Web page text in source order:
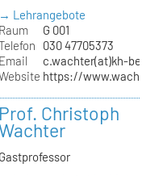
→ Lehrangebote
Raum
G 001
030 47705373
Email
c.wachter(at)kh-
https://
Prof. Christoph
Gastprofessor